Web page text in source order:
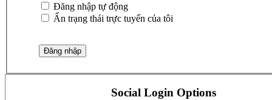
Đăng nhập tự động
Ẩn trạng thái trực tuyến của tôi
Social Login Options